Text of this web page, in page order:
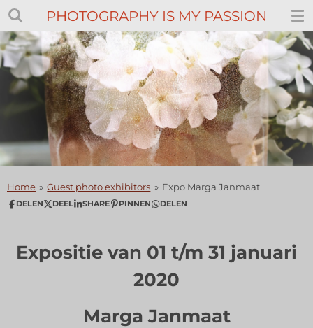
Ga
naar
de
hoofdinhoud
PHOTOGRAPHY IS MY PASSION
Home » Guest photo exhibitors » Expo Marga Janmaat
DELEN DEEL SHARE PINNEN DELEN
Expositie van 01 t/m 31 januari
2020
Marga Janmaat